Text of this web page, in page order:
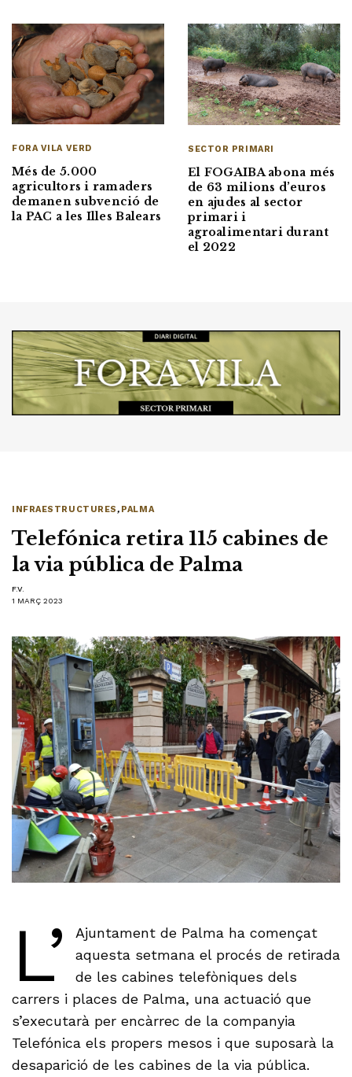
FORA VILA VERD
Més de 5.000
agricultors i ramaders
demanen subvenció de
la PAC a les Illes Balears
SECTOR PRIMARI
El FOGAIBA abona més
de 63 milions d’euros
en ajudes al sector
primari i
agroalimentari durant
el 2022
INFRAESTRUCTURES, PALMA
Telefónica retira 115 cabines de
la via pública de Palma
F.V.
1 MARÇ 2023
L’
Ajuntament de Palma ha començat
aquesta setmana el procés de retirada
de les cabines telefòniques dels
carrers i places de Palma, una actuació que
s’executarà per encàrrec de la companyia
Telefónica els propers mesos i que suposarà la
desaparició de les cabines de la via pública.